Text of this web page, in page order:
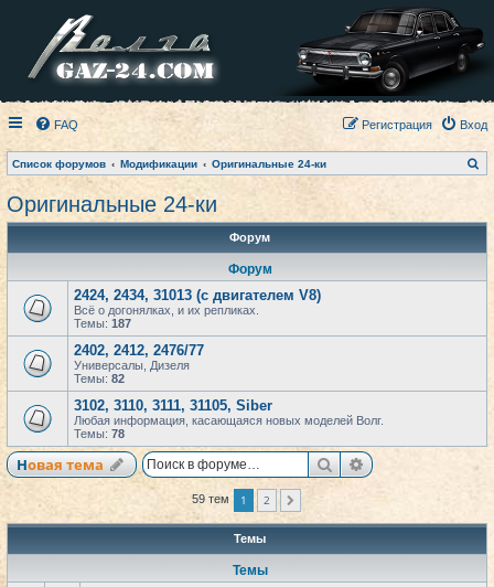
FAQ Вход
Регистрация
Список форумов Модификации Оригинальные 24-ки
о
Оригинальные 24-ки
Форум
Форум
2424, 2434, 31013 (с двигателем V8)
Всё о догонялках, и их репликах.
Темы: 187
2402, 2412, 2476/77
Универсалы, Дизеля
Темы: 82
3102, 3110, 3111, 31105, Siber
Любая информация, касающаяся новых моделей Волг.
Темы: 78
Новая тема ПоискРасширенный
59 тем 1 2
Темы
Темы